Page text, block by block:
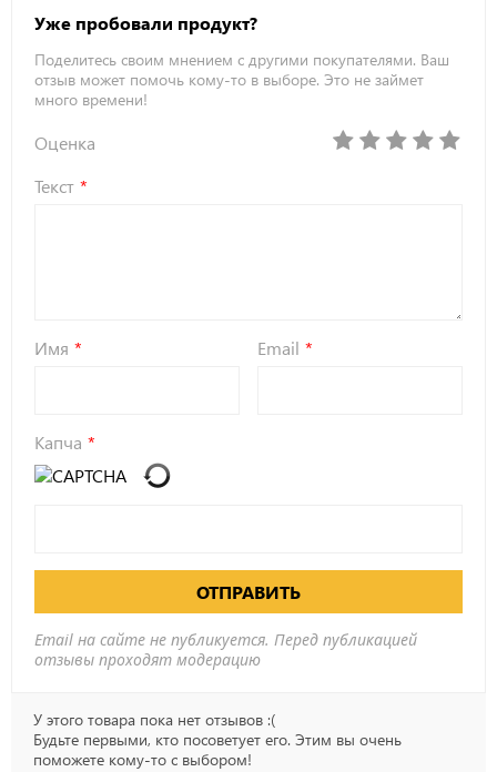
Уже пробовали продукт?
Поделитесь своим мнением с другими покупателями. Ваш
отзыв может помочь кому-то в выборе. Это не займет
много времени!
Оценка
Текст
Имя Email
Капча
ОТПРАВИТЬ
Email на сайте не публикуется. Перед публикацией
отзывы проходят модерацию
У этого товара пока нет отзывов :(
Будьте первыми, кто посоветует его. Этим вы очень
поможете кому-то с выбором!